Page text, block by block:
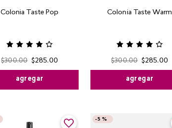
Colonia Taste Pop
$300.00 $285.00
agregar
Colonia Taste Warm
$300.00 $285.00
agregar
-5 %